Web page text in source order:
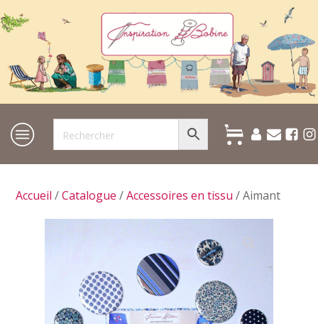
Accueil /Catalogue /Accessoires en tissu / Aimant